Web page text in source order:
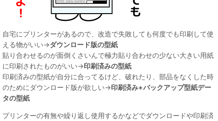
自宅にプリンターがあるので、改造で失敗しても何度でも印刷して使
える物がいい→ダウンロード版の型紙
貼り合わせるのが面倒くさいんで極力貼り合わせの少ない大きい用紙
に印刷されたものがいい→印刷済みの型紙
印刷済みの型紙が自分に合ってるけど、破れたり、部品をなくした時
のためにダウンロード版が欲しい→印刷済み+バックアップ型紙デー
タの型紙
プリンターの有無や繰り返し使用するかなどでダウンロードや印刷済